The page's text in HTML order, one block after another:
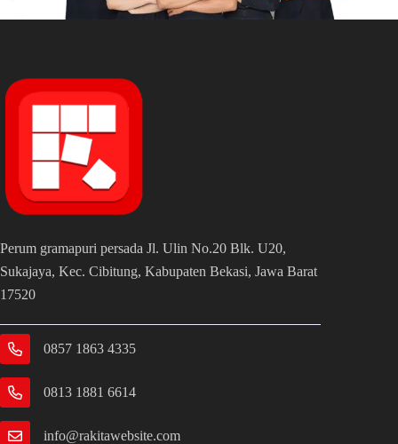
Perum gramapuri persada Jl. Ulin No.20 Blk. U20,
Sukajaya, Kec. Cibitung, Kabupaten Bekasi, Jawa Barat
17520
0857 1863 4335
0813 1881 6614
info@rakitawebsite.com